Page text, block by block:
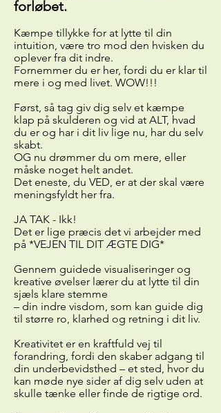
forløbet.​​
Kæmpe tillykke for at lytte til din
intuition, være tro mod den hvisken du
oplever fra dit indre.
Fornemmer du er her, fordi du er klar til
mere i og med livet. WOW!!!
Først, så tag giv dig selv et kæmpe
klap på skulderen og vid at ALT, hvad
du er og har i dit liv lige nu, har du selv
skabt.
OG nu drømmer du om mere, eller
måske noget helt andet.
Det eneste, du VED, er at der skal være
meningsfyldt her fra.
JA TAK - Ikk!
Det er lige præcis det vi arbejder med
på *VEJEN TIL DIT ÆGTE DIG*​
Gennem guidede visualiseringer og
kreative øvelser lærer du at lytte til din
sjæls klare stemme
– din indre visdom, som kan guide dig
til større ro, klarhed og retning i dit liv.
Kreativitet er en kraftfuld vej til
forandring, fordi den skaber adgang til
din underbevidsthed – et sted, hvor du
kan møde nye sider af dig selv uden at
skulle tænke eller finde de rigtige ord.